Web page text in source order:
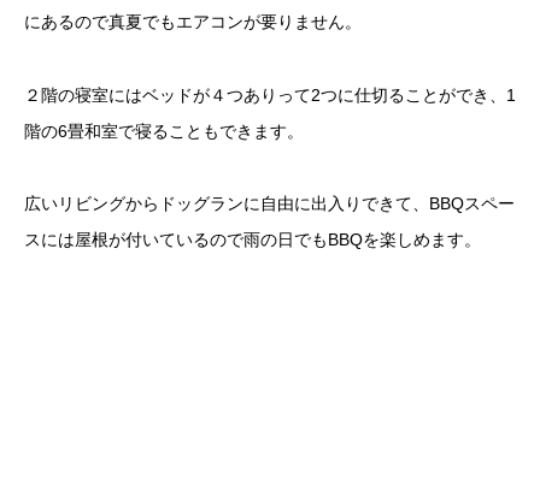
にあるので真夏でもエアコンが要りません。
２階の寝室にはベッドが４つありって2つに仕切ることができ、1
階の6畳和室で寝ることもできます。
広いリビングからドッグランに自由に出入りできて、BBQスペー
スには屋根が付いているので雨の日でもBBQを楽しめます。